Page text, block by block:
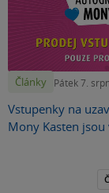
Články Pátek 7.
Vstupenky na
Mony Kasten